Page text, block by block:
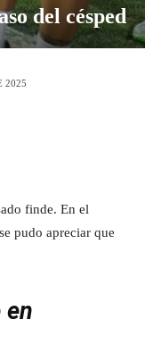
del césped
2025
finde. En el
pudo apreciar que
en